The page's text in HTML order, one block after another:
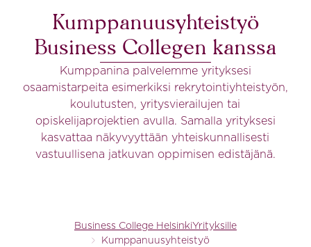
Kumppanuusyhteistyö
Business Collegen kanssa
Kumppanina palvelemme yrityksesi
osaamistarpeita esimerkiksi rekrytointiyhteistyön,
koulutusten, yritysvierailujen tai
opiskelijaprojektien avulla. Samalla yrityksesi
kasvattaa näkyvyyttään yhteiskunnallisesti
vastuullisena jatkuvan oppimisen edistäjänä.
Business College HelsinkiYrityksille
Kumppanuusyhteistyö